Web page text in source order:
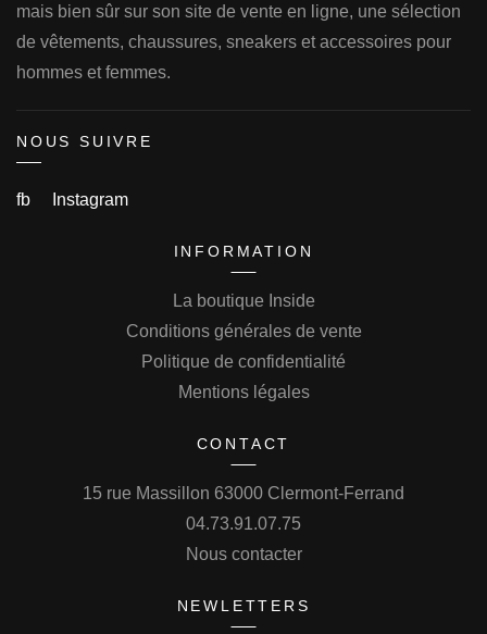
mais bien sûr sur son site de vente en ligne, une sélection
de vêtements, chaussures, sneakers et accessoires pour
hommes et femmes.
NOUS SUIVRE
fb Instagram
INFORMATION
La boutique Inside
Conditions générales de vente
Politique de confidentialité
Mentions légales
CONTACT
15 rue Massillon 63000 Clermont-Ferrand
04.73.91.07.75
Nous contacter
NEWLETTERS